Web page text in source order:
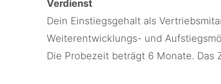
Verdienst
Dein Einstiegsgehalt als
Weiterentwicklungs- und
Die Probezeit beträgt 6 Monate. Das